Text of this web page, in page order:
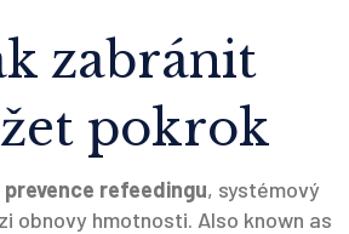
zabránit
pokrok
prevence refeedingu, systémový
obnovy hmotnosti. Also known as